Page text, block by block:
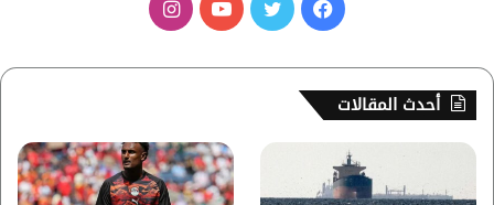
س
ب
ي
و
ت
ق
أحدث المقالات